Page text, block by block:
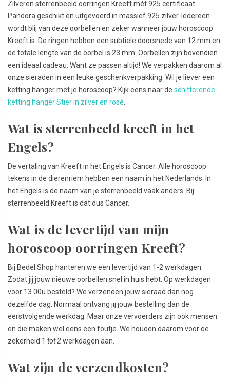
Zilveren sterrenbeeld oorringen Kreeft mét 925 certificaat.
Pandora geschikt en uitgevoerd in massief 925 zilver. Iedereen
wordt blij van deze oorbellen en zeker wanneer jouw horoscoop
Kreeft is. De ringen hebben een subtiele doorsnede van 12 mm en
de totale lengte van de oorbel is 23 mm. Oorbellen zijn bovendien
een ideaal cadeau. Want ze passen altijd! We verpakken daarom al
onze sieraden in een leuke geschenkverpakking. Wil je liever een
ketting hanger met je horoscoop? Kijk eens naar de schitterende
ketting hanger Stier in zilver en rosé
Wat is sterrenbeeld kreeft in het
Engels?
De vertaling van Kreeft in het Engels is Cancer. Alle horoscoop
tekens in de dierenriem hebben een naam in het Nederlands. In
het Engels is de naam van je sterrenbeeld vaak anders. Bij
sterrenbeeld Kreeft is dat dus Cancer.
Wat is de levertijd van mijn
horoscoop oorringen Kreeft?
Bij Bedel.Shop hanteren we een levertijd van 1-2 werkdagen.
Zodat jij jouw nieuwe oorbellen snel in huis hebt. Op werkdagen
voor 13.00u besteld? We verzenden jouw sieraad dan nog
dezelfde dag. Normaal ontvang jij jouw bestelling dan de
eerstvolgende werkdag. Maar onze vervoerders zijn ook mensen
en die maken wel eens een foutje. We houden daarom voor de
zekerheid 1 tot 2werkdagen aan.
Wat zijn de verzendkosten?